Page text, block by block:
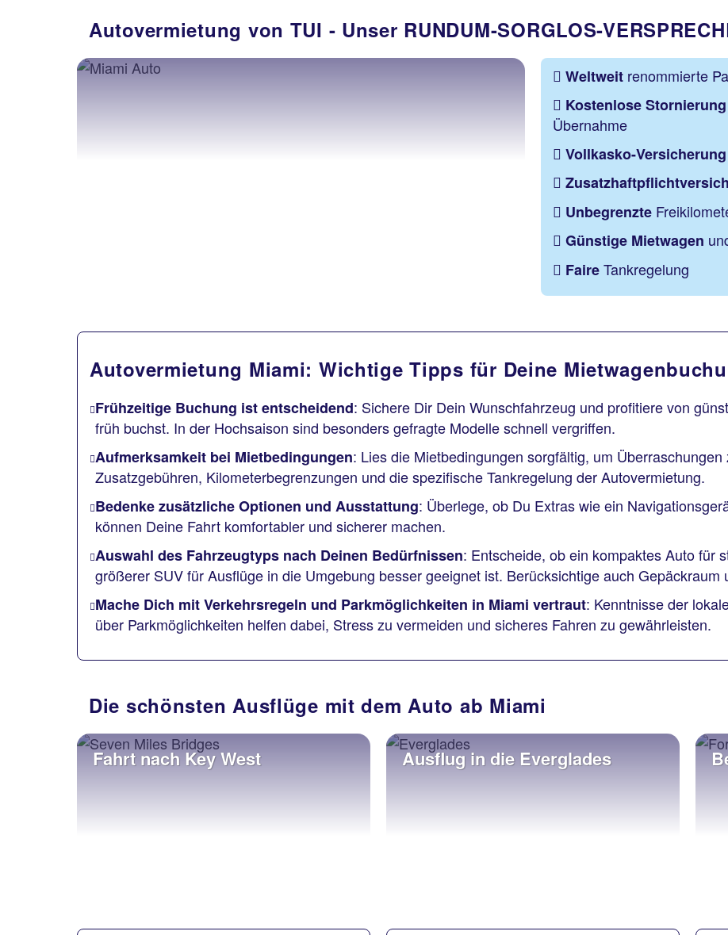
Autovermietung von TUI - Unser RUNDUM-SORGLOS-
Weltweit renommierte
Kostenlose Stornierung
Übernahme
Vollkasko-Versicherung
Unbegrenzte
Günstige Mietwagen
FaireTankregelung
Autovermietung Miami: Wichtige Tipps für Deine
Frühzeitige Buchung ist entscheidend: Sichere Dir Dein Wunschfahrzeug und profitiere von
früh buchst. In der Hochsaison sind besonders gefragte Modelle schnell vergriffen.
Aufmerksamkeit bei Mietbedingungen: Lies die Mietbedingungen sorgfältig, um
Zusatzgebühren, Kilometerbegrenzungen und die spezifische Tankregelung der Autovermietung.
Bedenke zusätzliche Optionen und Ausstattung: Überlege, ob Du Extras wie ein
können Deine Fahrt komfortabler und sicherer machen.
Auswahl des Fahrzeugtyps nach Deinen Bedürfnissen: Entscheide, ob ein kompaktes Auto für
größerer SUV für Ausflüge in die Umgebung besser geeignet ist. Berücksichtige auch Gepäckraum
Mache Dich mit Verkehrsregeln und Parkmöglichkeiten in Miami vertraut: Kenntnisse der
über Parkmöglichkeiten helfen dabei, Stress zu vermeiden und sicheres Fahren zu gewährleisten.
Die schönsten Ausflüge mit dem Auto ab Miami
Fahrt nach Key West Ausflug in die Everglades